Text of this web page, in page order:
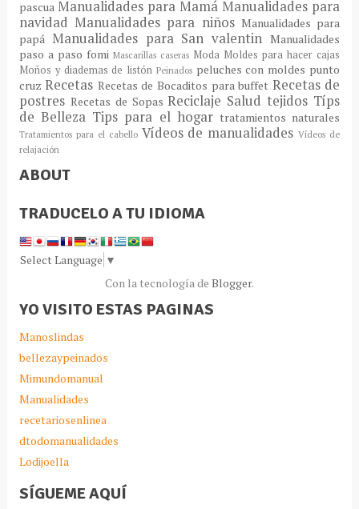
pascua Manualidades para MamáManualidades para
navidadManualidades para niños Manualidades para
papá Manualidades para San valentinManualidades
paso a paso fomi Mascarillas caseras Moda Moldes para hacer cajas
Moños y diademas de listón Peinados peluches con moldes punto
cruzRecetas Recetas de Bocaditos para buffet Recetas de
postres Recetas de SopasReciclaje Saludtejidos Típs
de Belleza Tips para el hogar tratamientos naturales
Tratamientos para el cabello Vídeos de manualidadesVídeos de
relajación
ABOUT
TRADUCELO A TU IDIOMA
Select Language ▼
Con la tecnología de Blogger.
YO VISITO ESTAS PAGINAS
Manoslindas
bellezaypeinados
Mimundomanual
Manualidades
recetariosenlinea
dtodomanualidades
Lodijoella
SÍGUEME AQUÍ